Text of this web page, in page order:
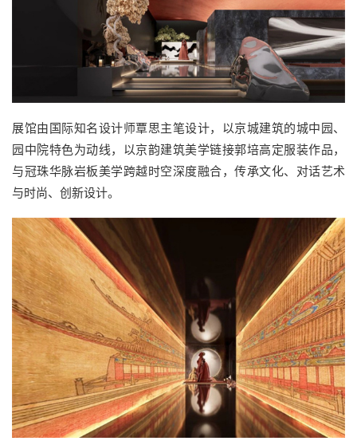
展馆由国际知名设计师覃思主笔设计，以京城建筑的城中园、
园中院特色为动线，以京韵建筑美学链接郭培高定服装作品，
与冠珠华脉岩板美学跨越时空深度融合，传承文化、对话艺术
与时尚、创新设计。